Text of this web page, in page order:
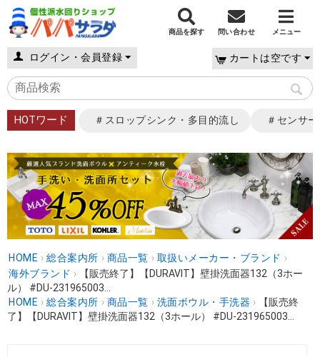
商品を探す 問い合わせ メニュー
ログイン・会員登録 カートは空です
HOTワード ＃スロップシンク・多目的流し ＃センサ
HOME › 総合案内所 › 商品一覧 › 取扱いメーカー・ブランド ›
海外ブランド ›
【販売終了】【DURAVIT】壁掛洗面器132（3ホー
ル） #DU-231965003...
HOME › 総合案内所 › 商品一覧 › 洗面ボウル・手洗器 ›
【販売終
了】【DURAVIT】壁掛洗面器132（3ホール） #DU-231965003...